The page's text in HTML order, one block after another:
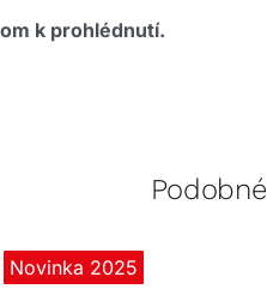
k prohlédnutí.
Podobné
Novinka 2025